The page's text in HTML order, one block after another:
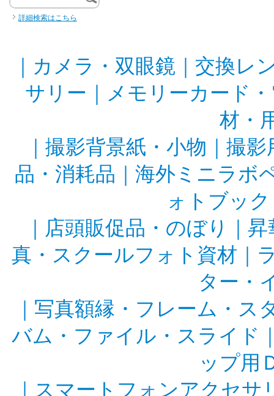
詳細検索はこちら
カメラ・双眼鏡
交換レ
サリー
メモリーカード
材・
撮影背景紙・小物
撮影
品・消耗品
海外ミニラボ
ォトブッ
店頭販促品・のぼり
昇
真・スクールフォト資材
ター・
写真額縁・フレーム・ス
バム・ファイル・スライド
ップ用
スマートフォンアクセサ